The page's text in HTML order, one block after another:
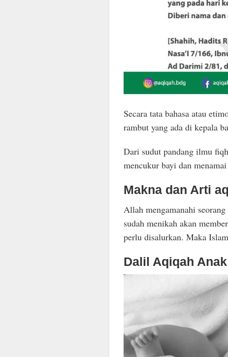
Secara tata bahasa atau
rambut yang ada di kepala
Dari sudut pandang ilmu
mencukur bayi dan
Makna dan Arti
Allah mengamanahi
sudah menikah akan
perlu disalurkan. Maka
Dalil Aqiqah